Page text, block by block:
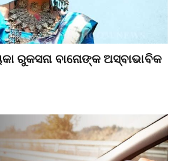
ରୁକସନା ବାନୋଙ୍କ ଅସ୍ବାଭାବିକ